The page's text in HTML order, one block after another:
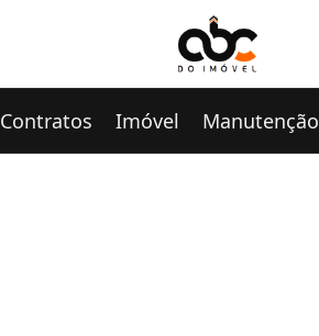
Contratos Imóvel Manutenção